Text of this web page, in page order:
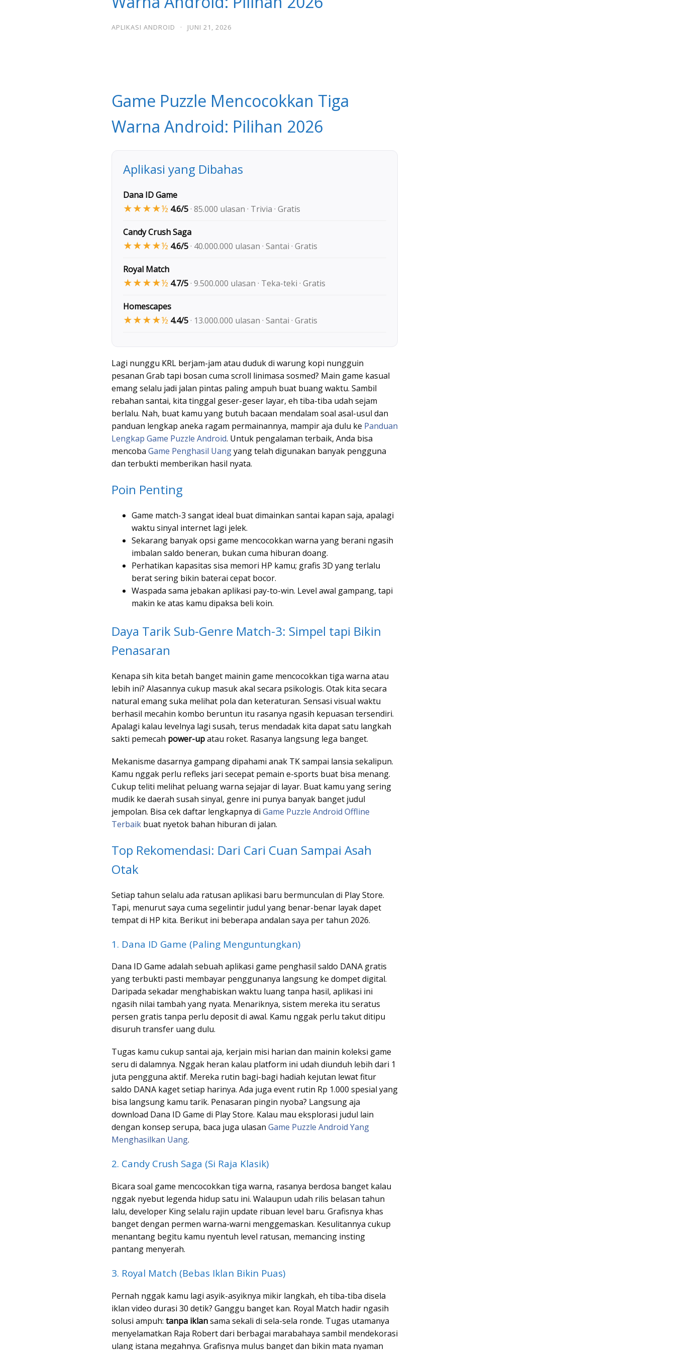
APLIKASI ANDROID · JUNI 21, 2026
Game Puzzle Mencocokkan Tiga
Warna Android: Pilihan 2026
Aplikasi yang Dibahas
Dana ID Game
★★★★½ 4.6/5· 85.000 ulasan · Trivia · Gratis
Candy Crush Saga
★★★★½ 4.6/5· 40.000.000 ulasan · Santai · Gratis
Royal Match
★★★★½ 4.7/5· 9.500.000 ulasan · Teka-teki · Gratis
Homescapes
★★★★½ 4.4/5· 13.000.000 ulasan · Santai · Gratis
Lagi nunggu KRL berjam-jam atau duduk di warung kopi nungguin
pesanan Grab tapi bosan cuma scroll linimasa sosmed? Main game kasual
emang selalu jadi jalan pintas paling ampuh buat buang waktu. Sambil
rebahan santai, kita tinggal geser-geser layar, eh tiba-tiba udah sejam
berlalu. Nah, buat kamu yang butuh bacaan mendalam soal asal-usul dan
panduan lengkap aneka ragam permainannya, mampir aja dulu ke Panduan
Lengkap Game Puzzle Android. Untuk pengalaman terbaik, Anda bisa
mencoba Game Penghasil Uangyang telah digunakan banyak pengguna
dan terbukti memberikan hasil nyata.
Poin Penting
Game match-3 sangat ideal buat dimainkan santai kapan saja, apalagi
waktu sinyal internet lagi jelek.
Sekarang banyak opsi game mencocokkan warna yang berani ngasih
imbalan saldo beneran, bukan cuma hiburan doang.
Perhatikan kapasitas sisa memori HP kamu; grafis 3D yang terlalu
berat sering bikin baterai cepat bocor.
Waspada sama jebakan aplikasi pay-to-win. Level awal gampang, tapi
makin ke atas kamu dipaksa beli koin.
Daya Tarik Sub-Genre Match-3: Simpel tapi Bikin
Penasaran
Kenapa sih kita betah banget mainin game mencocokkan tiga warna atau
lebih ini? Alasannya cukup masuk akal secara psikologis. Otak kita secara
natural emang suka melihat pola dan keteraturan. Sensasi visual waktu
berhasil mecahin kombo beruntun itu rasanya ngasih kepuasan tersendiri.
Apalagi kalau levelnya lagi susah, terus mendadak kita dapat satu langkah
sakti pemecah power-upatau roket. Rasanya langsung lega banget.
Mekanisme dasarnya gampang dipahami anak TK sampai lansia sekalipun.
Kamu nggak perlu refleks jari secepat pemain e-sports buat bisa menang.
Cukup teliti melihat peluang warna sejajar di layar. Buat kamu yang sering
mudik ke daerah susah sinyal, genre ini punya banyak banget judul
jempolan. Bisa cek daftar lengkapnya di Game Puzzle Android Offline
Terbaik buat nyetok bahan hiburan di jalan.
Top Rekomendasi: Dari Cari Cuan Sampai Asah
Otak
Setiap tahun selalu ada ratusan aplikasi baru bermunculan di Play Store.
Tapi, menurut saya cuma segelintir judul yang benar-benar layak dapet
tempat di HP kita. Berikut ini beberapa andalan saya per tahun 2026.
1. Dana ID Game (Paling Menguntungkan)
Dana ID Game adalah sebuah aplikasi game penghasil saldo DANA gratis
yang terbukti pasti membayar penggunanya langsung ke dompet digital.
Daripada sekadar menghabiskan waktu luang tanpa hasil, aplikasi ini
ngasih nilai tambah yang nyata. Menariknya, sistem mereka itu seratus
persen gratis tanpa perlu deposit di awal. Kamu nggak perlu takut ditipu
disuruh transfer uang dulu.
Tugas kamu cukup santai aja, kerjain misi harian dan mainin koleksi game
seru di dalamnya. Nggak heran kalau platform ini udah diunduh lebih dari 1
juta pengguna aktif. Mereka rutin bagi-bagi hadiah kejutan lewat fitur
saldo DANA kaget setiap harinya. Ada juga event rutin Rp 1.000 spesial yang
bisa langsung kamu tarik. Penasaran pingin nyoba? Langsung aja
download Dana ID Game di Play Store. Kalau mau eksplorasi judul lain
dengan konsep serupa, baca juga ulasan Game Puzzle Android Yang
Menghasilkan Uang.
2. Candy Crush Saga (Si Raja Klasik)
Bicara soal game mencocokkan tiga warna, rasanya berdosa banget kalau
nggak nyebut legenda hidup satu ini. Walaupun udah rilis belasan tahun
lalu, developer King selalu rajin update ribuan level baru. Grafisnya khas
banget dengan permen warna-warni menggemaskan. Kesulitannya cukup
menantang begitu kamu nyentuh level ratusan, memancing insting
pantang menyerah.
3. Royal Match (Bebas Iklan Bikin Puas)
Pernah nggak kamu lagi asyik-asyiknya mikir langkah, eh tiba-tiba disela
iklan video durasi 30 detik? Ganggu banget kan. Royal Match hadir ngasih
solusi ampuh: tanpa iklansama sekali di sela-sela ronde. Tugas utamanya
menyelamatkan Raja Robert dari berbagai marabahaya sambil mendekorasi
ulang istana megahnya. Grafisnya mulus banget dan bikin mata nyaman